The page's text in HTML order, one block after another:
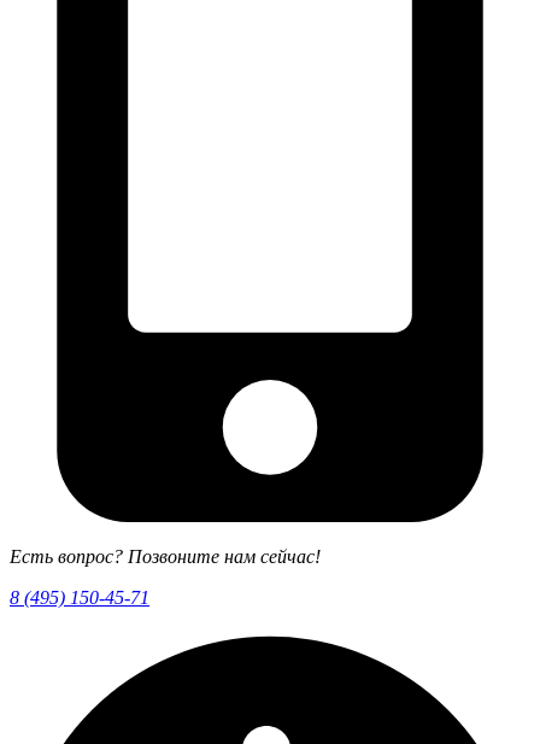
Есть вопрос? Позвоните нам сейчас!
8 (495) 150-45-71